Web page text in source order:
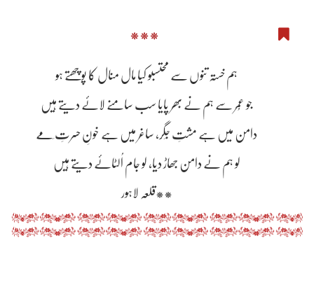
***
ہم خستہ تنوں سے محتسبو کیا مال منال کا پوچھتے ہو
جو عُمر سے ہم نے بھر پایا سب سامنے لائے دیتے ہیں
دامن میں ہے مشتِ جِگر، ساغر میں ہے خونِ حسرتِ مَے
لو ہم نے دامن جھاڑ دیا، لو جام اُلٹائے دیتے ہیں
**قلعہ لاہور